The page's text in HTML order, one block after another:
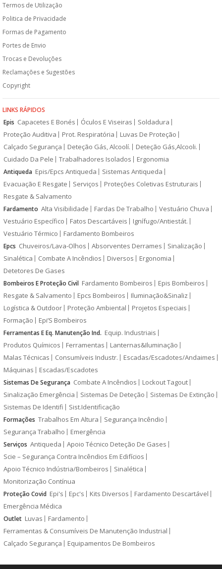
Termos de Utilização
Politica de Privacidade
Formas de Pagamento
Portes de Envio
Trocas e Devoluções
Reclamações e Sugestões
Copyright
LINKS RÁPIDOS
Epis Capacetes E Bonés Óculos E Viseiras
Soldadura
Proteção Auditiva
Prot. Respiratória
Luvas De Proteção
Calçado Segurança
Deteção Gás, Alcoolí.
Deteção Gás,Alcooli.
Cuidado Da Pele
Trabalhadores Isolados Ergonomia
Antiqueda Epis/Epcs Antiqueda
Sistemas Antiqueda
Evacuação E Resgate
Serviços
Proteções Coletivas Estruturais
Resgate & Salvamento
Fardamento Alta Visibilidade Fardas De Trabalho
Vestuário Chuva
Vestuário Específico
Fatos Descartáveis
Ignífugo/Antiestát.
Vestuário Térmico
Fardamento Bombeiros
Epcs Chuveiros/Lava-Olhos Absorventes Derrames
Sinalização
Sinalética
Combate A Incêndios Diversos
Ergonomia
Detetores De Gases
Bombeiros E Proteção Civil Fardamento Bombeiros
Epis Bombeiros
Resgate & Salvamento
Epcs Bombeiros
Iluminação&Sinaliz
Logística & Outdoor
Proteção Ambiental
Projetos Especiais
Formação
Epi’S Bombeiros
Ferramentas E Eq. Manutenção Ind. Equip. Industriais
Produtos Químicos
Ferramentas
Lanternas&Iluminação
Malas Técnicas
Consumíveis Industr.
Escadas/Escadotes/Andaimes
Máquinas
Escadas/Escadotes
Sistemas De Segurança Combate A Incêndios
Lockout Tagout
Sinalização Emergência
Sistemas De Deteção
Sistemas De Extinção
Sistemas De Identifi
Sist.Identificação
Formações Trabalhos Em Altura
Segurança Incêndio
Segurança Trabalho
Emergência
Serviços Antiqueda
Apoio Técnico Deteção De Gases
Scie – Segurança Contra Incêndios Em Edifícios
Apoio Técnico Indústria/Bombeiros
Sinalética
Monitorização Contínua
Proteção Covid Epi's Epc's Kits Diversos
Fardamento Descartável
Emergência Médica
Outlet Luvas
Fardamento
Ferramentas & Consumíveis De Manutenção Industrial
Calçado Segurança
Equipamentos De Bombeiros